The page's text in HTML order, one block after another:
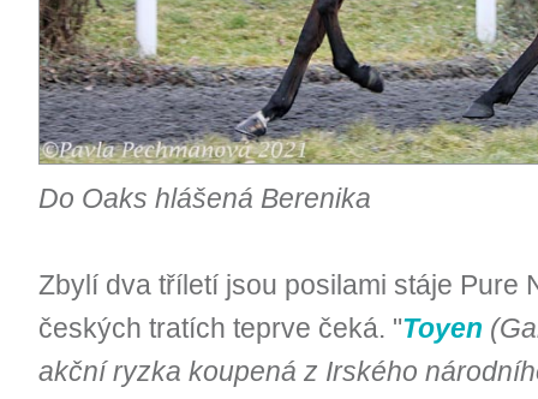
Do Oaks hlášená Berenika
Zbylí dva tříletí jsou posilami stáje Pure
českých tratích teprve čeká. "Toyen
akční ryzka koupená z Irského